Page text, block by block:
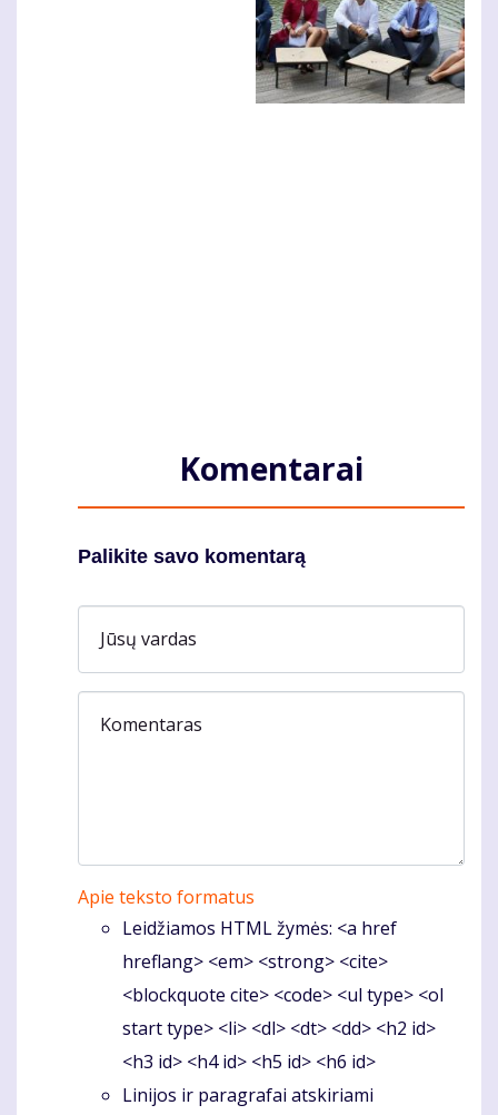
Komentarai
Palikite savo komentarą
Jūsų vardas
Komentaras
Apie teksto formatus
Leidžiamos HTML žymės: <a href
hreflang> <em> <strong> <cite>
<blockquote cite> <code> <ul type> <ol
start type> <li> <dl> <dt> <dd> <h2 id>
<h3 id> <h4 id> <h5 id> <h6 id>
Linijos ir paragrafai atskiriami